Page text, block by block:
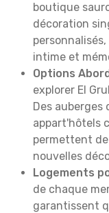
boutique
décoration
intime et
Options
explorer El
Des auberges
appart'hôtels
permettent de
nouvelles
Logements
de chaque
garantissent